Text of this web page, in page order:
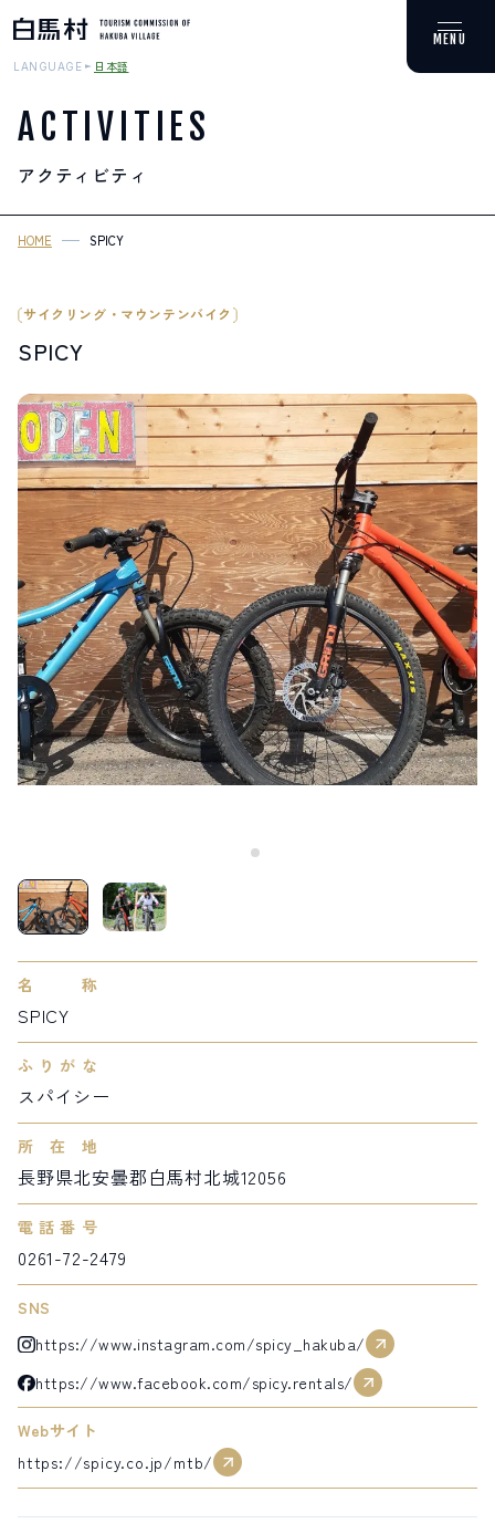
MOUNTAIN & TREKKING
登山・トレッキング
スキー場
温泉
SPOTS
スポット紹介
お問い合わせ LINEで 友だちになる
白馬村観光局インフォメーション
399-9301 長野県北安曇郡白馬村北城5497
Snow Peak LAND STATION HAKUBA内
TEL.0261-85-4210 / FAX.0261-85-4240
LIVE CAMERA
ライブカメラ
RECOMMENDATION
おすすめ情報
ABOUT HAKUBA
白馬村について
EVENTS
イベント情報
INFORMATION
お知らせ
MEISTER TOUR
マイスターツアー
STAY
宿泊施設
ACTIVITIES
アクティビティー
HAKUBA ORIGINAL
Hakuba Original
NORWAY VILLAGE
ノルウェービレッジ
SEASONS SHIONOMICHI
サイト内検索
白馬村までのアクセス
会社概要
LANGUAGE 日本語
ACTIVITIES
アクティビティ
HOME SPICY
サイクリング・マウンテンバイク
SPICY
名称
SPICY
ふりがな
スパイシー
所在地
長野県北安曇郡白馬村北城12056
電話番号
0261-72-2479
SNS
https://www.instagram.com/spicy_hakuba/
https://www.facebook.com/spicy.rentals/
Webサイト
https://spicy.co.jp/mtb/